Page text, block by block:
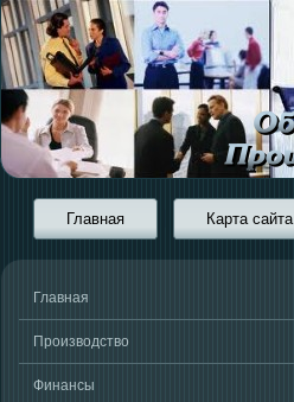
Главная Карта сайта
Главная
Производство
Финансы